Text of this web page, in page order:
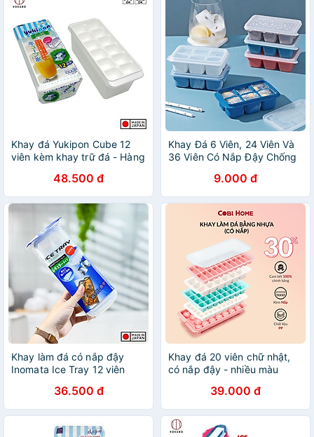
Khay đá Yukipon Cube 12
viên kèm khay trữ đá - Hàng
48.500 đ
Khay Đá 6 Viên, 24 Viên Và
36 Viên Có Nắp Đậy Chống
Liệu Silicon + Nhựa Pp An
Toàn
9.000 đ
Khay làm đá có nắp đậy
Inomata Ice Tray 12 viên
36.500 đ
Khay đá 20 viên chữ nhật,
có nắp đậy - nhiều màu
39.000 đ